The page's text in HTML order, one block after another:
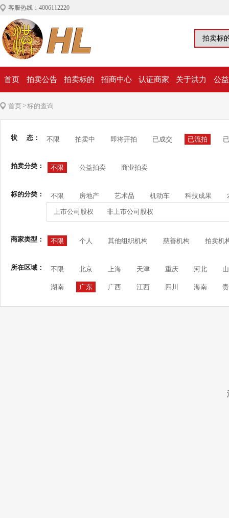
客服热线：4006112220
首页 拍卖公告 拍卖标的 招商中心 认证商家 关于洪力 公
首页>标的查询
状 态： 不限 拍卖中 即将开拍 已成交 已流拍
拍卖分类： 不限 公益拍卖 商业拍卖
标的分类： 不限 房地产 艺术品 机动车 科技成果
上市公司股权 非上市公司股权
商家类型： 不限 个人 其他组织机构 慈善机构 拍卖机
所在区域： 不限 北京 上海 天津 重庆 河北
湖南 广东 广西 江西 四川 海南